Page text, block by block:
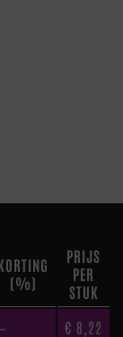
(%)
PRIJS
PER
STUK
€ 8,22